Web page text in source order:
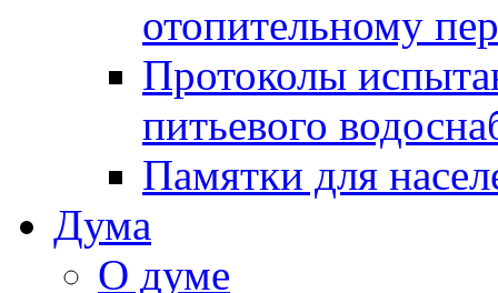
отопительному
Протоколы
питьевого
Памятки для
Дума
О думе